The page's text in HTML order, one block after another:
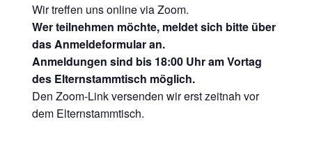
Wir treffen uns online via Zoom.
Wer teilnehmen möchte, meldet sich bitte über
das Anmeldeformular an.
Anmeldungen sind bis 18:00 Uhr am Vortag
des Elternstammtisch möglich.
Den Zoom-Link versenden wir erst zeitnah vor
dem Elternstammtisch.